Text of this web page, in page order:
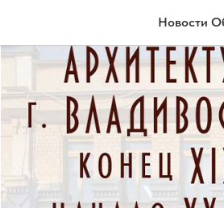
Новости